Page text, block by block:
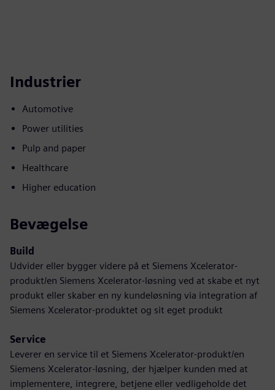
Industrier
Automotive
Power utilities
Pulp and paper
Healthcare
Higher education
Bevægelse
Build
Udvider eller bygger videre på et Siemens Xcelerator-
produkt/en Siemens Xcelerator-løsning ved at skabe et nyt
produkt eller skaber en ny kundeløsning via integration af
Siemens Xcelerator-produktet og sit eget produkt
Service
Leverer en service til et Siemens Xcelerator-produkt/en
Siemens Xcelerator-løsning, der hjælper kunden med at
implementere, integrere, betjene eller vedligeholde det